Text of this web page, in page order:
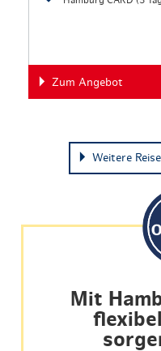
Zum Angebot
Weitere
Mit